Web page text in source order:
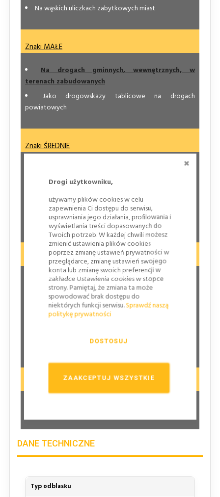
Drogi użytkowniku,
używamy plików cookies w celu
zapewnienia Ci dostępu do serwisu,
usprawniania jego działania, profilowania i
wyświetlania treści dopasowanych do
Twoich potrzeb. W każdej chwili możesz
zmienić ustawienia plików cookies
poprzez zmianę ustawień prywatności w
przeglądarce, zmianę ustawień swojego
konta lub zmianę swoich preferencji w
zakładce Ustawienia cookies w stopce
strony. Pamiętaj, że zmiana ta może
spowodować brak dostępu do
niektórych funkcji serwisu.Sprawdź naszą
politykę prywatności
ZAAKCEPTUJ WSZYSTKIE
DOSTOSUJ
Na wąskich uliczkach zabytkowych miast
Znaki MAŁE
Na drogach gminnych, wewnętrznych, w
terenach zabudowanych
Jako drogowskazy tablicowe na drogach
powiatowych
Znaki ŚREDNIE
Na jedno-jezdniowych drogach krajowych i
wojewódzkich
Przy łącznicach dróg ekspresowych i autostrad
Na drogach powiatowych, z pominięciem tablic
drogowskazowych
Znaki DUŻE
Przy jezdniach głównych na drogach ekspresowych
na drogach dwujezdniowych poza obszarem
zabudowanym
DANE TECHNICZNE
Typ odblasku